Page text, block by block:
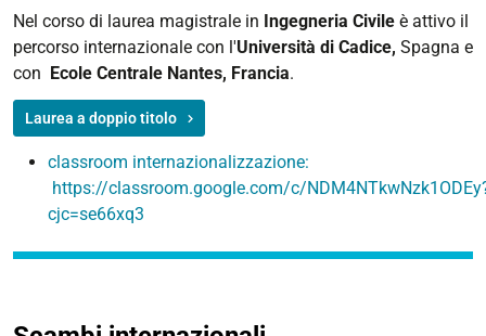
Nel corso di laurea magistrale in Ingegneria Civile è attivo il
percorso internazionale con l'Università di Cadice, Spagna e
con Ecole Centrale Nantes, Francia.
Laurea a doppio titolo
classroom internazionalizzazione:
https://classroom.google.com/c/
cjc=se66xq3